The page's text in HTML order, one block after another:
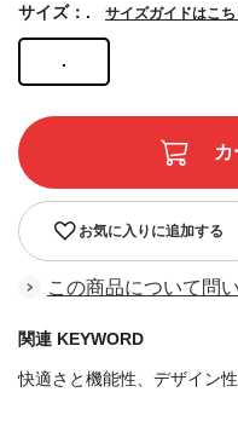
.
サイズ：. サイズガイドはこち
お気に入りに追加する
この商品について問
関連 KEYWORD
快適さと機能性、デザイン